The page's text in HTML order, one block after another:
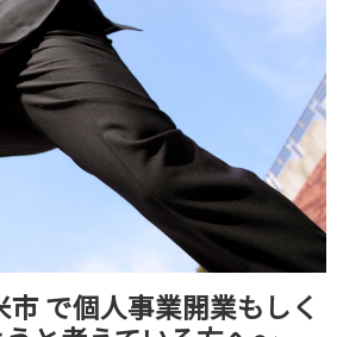
で個人事業開業もしく